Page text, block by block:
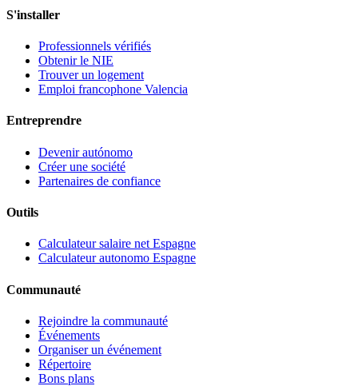
S'installer
Professionnels vérifiés
Obtenir le NIE
Trouver un logement
Emploi francophone Valencia
Entreprendre
Devenir autónomo
Créer une société
Partenaires de confiance
Outils
Calculateur salaire net Espagne
Calculateur autonomo Espagne
Communauté
Rejoindre la communauté
Événements
Organiser un événement
Répertoire
Bons plans